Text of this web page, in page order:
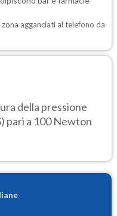
agganciati al telefono da
della pressione
pari a 100 Newton